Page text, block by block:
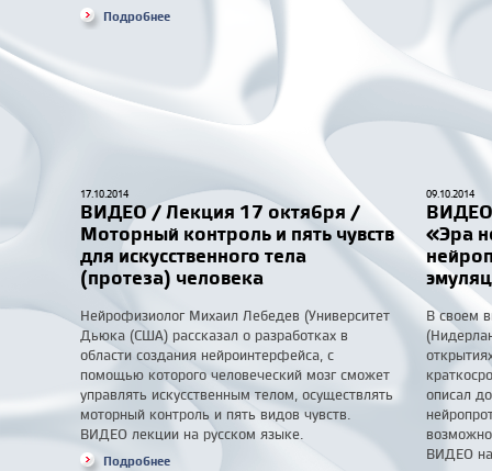
Подробнее
17.10.2014
ВИДЕО / Лекция 17 октября /
Моторный контроль и пять чувств
для искусственного тела
(протеза) человека
Нейрофизиолог Михаил Лебедев (Университет
Дьюка (США) рассказал о разработках в
области создания нейроинтерфейса, с
помощью которого человеческий мозг сможет
управлять искусственным телом, осуществлять
моторный контроль и пять видов чувств.
ВИДЕО лекции на русском языке.
Подробнее
09.10.2014
«Эра
В своем
описал
ВИДЕО